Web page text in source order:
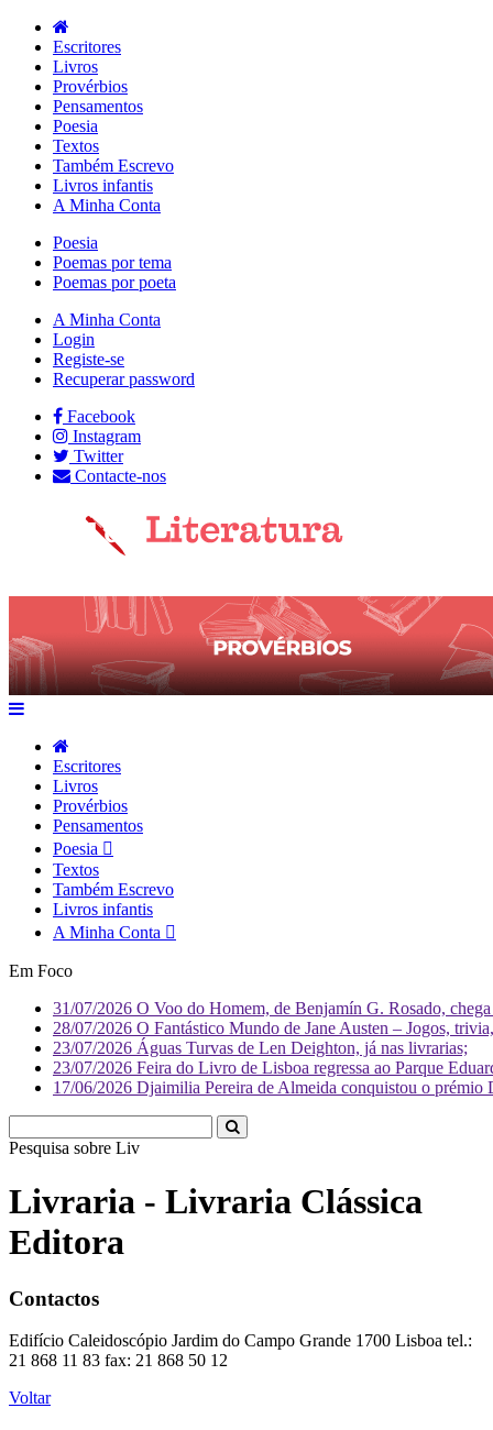
Escritores
Livros
Provérbios
Pensamentos
Poesia
Textos
Também Escrevo
Livros infantis
A Minha Conta
Poesia
Poemas por tema
Poemas por poeta
A Minha Conta
Login
Registe-se
Recuperar password
Facebook
Instagram
Twitter
Contacte-nos
Escritores
Livros
Provérbios
Pensamentos
Poesia
Textos
Também Escrevo
Livros infantis
A Minha Conta
Em Foco
31/07/2026 O Voo do Homem, de Benjamín G. Rosado,
28/07/2026 O Fantástico Mundo de Jane Austen – Jogos,
23/07/2026 Águas Turvas de Len Deighton, já nas livrarias;
23/07/2026 Feira do Livro de Lisboa regressa ao Parque
17/06/2026 Djaimilia Pereira de Almeida conquistou o
Pesquisa sobre Literatura
Livraria - Livraria Clássica
Editora
Contactos
Edifício Caleidoscópio Jardim do Campo Grande 1700 Lisboa tel.:
21 868 11 83 fax: 21 868 50 12
Voltar